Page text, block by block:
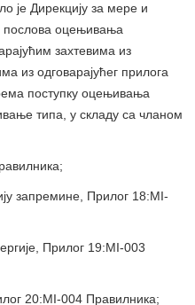
је Дирекцију за мере и
оцењивања
захтевима из
из одговарајућег прилога
поступку оцењивања
типа, у складу са чланом
запремине, Прилог 18:МI-
Прилог 19:МI-003
20:МI-004 Правилника;